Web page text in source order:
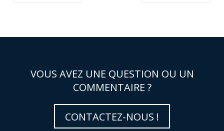
VOUS AVEZ UNE QUESTION OU UN
COMMENTAIRE ?
CONTACTEZ-NOUS !